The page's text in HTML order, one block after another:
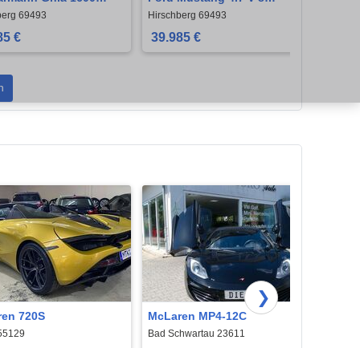
69493
€
Modelljahr 1967
Hirschberg 69493
39.985 €
720S McLaren MP4-12C
Bad Schwartau 23611
❯